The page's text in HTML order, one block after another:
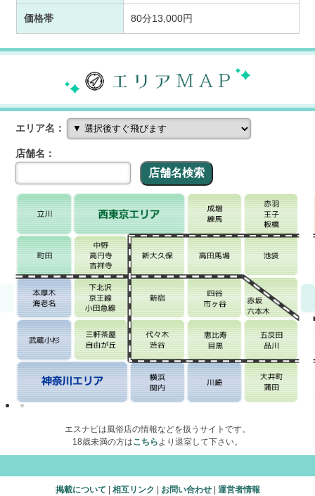
価格帯 80分13,000円
エリア名：
店舗名：
エスナビは風俗店の情報などを扱うサイトです。
18歳未満の方はこちらより退室して下さい。
掲載について 相互リンク お問い合わせ| 運営者情報